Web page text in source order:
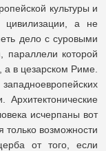
культуры и
а не
дело с суровыми
параллели которой
в цезарском Риме.
исчерпаны вот
только возможности
от того, если